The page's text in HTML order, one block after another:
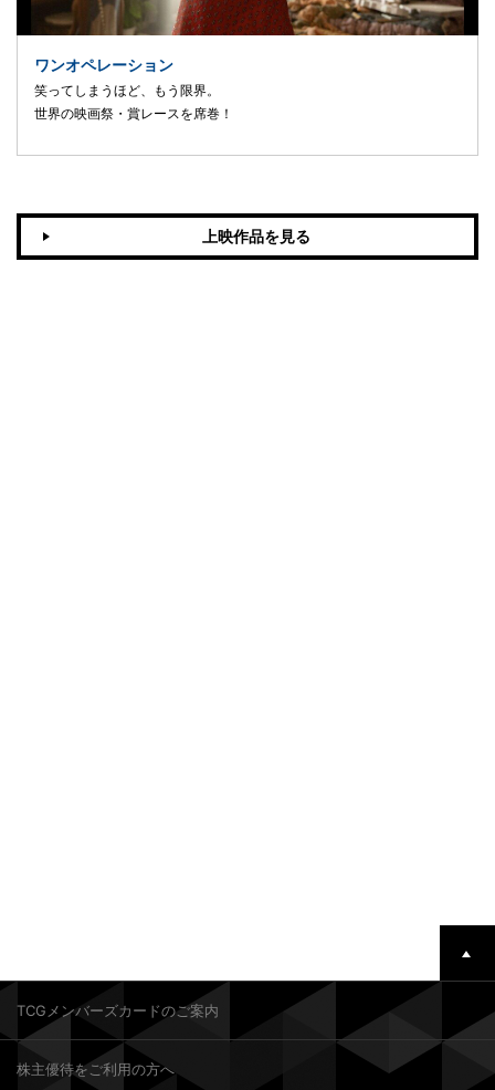
ワンオペレーション
笑ってしまうほど、もう限界。
世界の映画祭・賞レースを席巻！
上映作品を見る
TCGメンバーズカードのご案内
株主優待をご利用の方へ